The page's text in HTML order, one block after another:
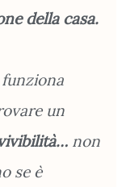
della casa.
funziona
un
non
se è